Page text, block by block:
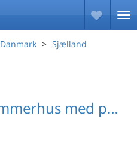
Danmark
Sjælland
Sommerhus med pool i Nordsjælland